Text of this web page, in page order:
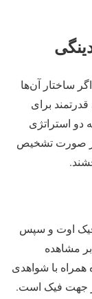
ساختار آن‌ها
برای
دو استراتژی
در صورت تشخیص
فیک‌ اوت و سپس
مشاهده
با شواهدی
جهت فیک است.